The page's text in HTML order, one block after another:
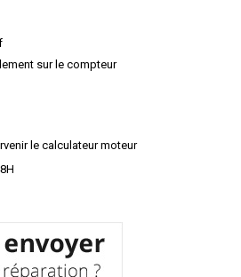
sur le compteur
le calculateur moteur